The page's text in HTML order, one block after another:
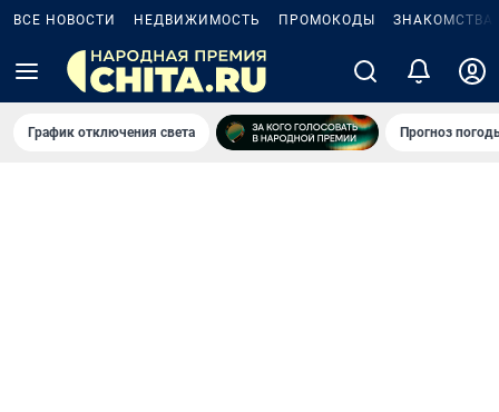
ВСЕ НОВОСТИ НЕДВИЖИМОСТЬ ПРОМОКОДЫ ЗНАКОМСТВА
График отключения света Прогноз